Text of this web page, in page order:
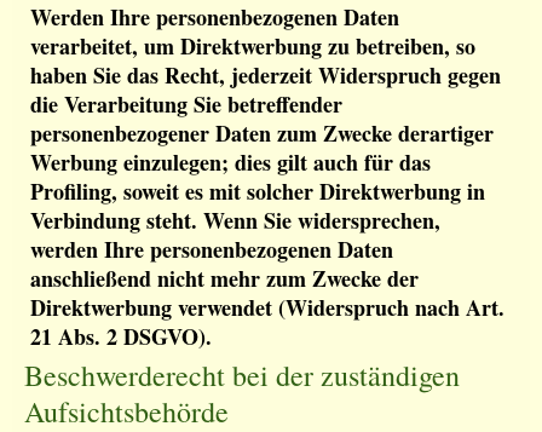
Werden Ihre personenbezogenen Daten
verarbeitet, um Direktwerbung zu betreiben, so
haben Sie das Recht, jederzeit Widerspruch gegen
die Verarbeitung Sie betreffender
personenbezogener Daten zum Zwecke derartiger
Werbung einzulegen; dies gilt auch für das
Profiling, soweit es mit solcher Direktwerbung in
Verbindung steht. Wenn Sie widersprechen,
werden Ihre personenbezogenen Daten
anschließend nicht mehr zum Zwecke der
Direktwerbung verwendet (Widerspruch nach Art.
21 Abs. 2 DSGVO).
Beschwerderecht bei der zuständigen
Aufsichtsbehörde